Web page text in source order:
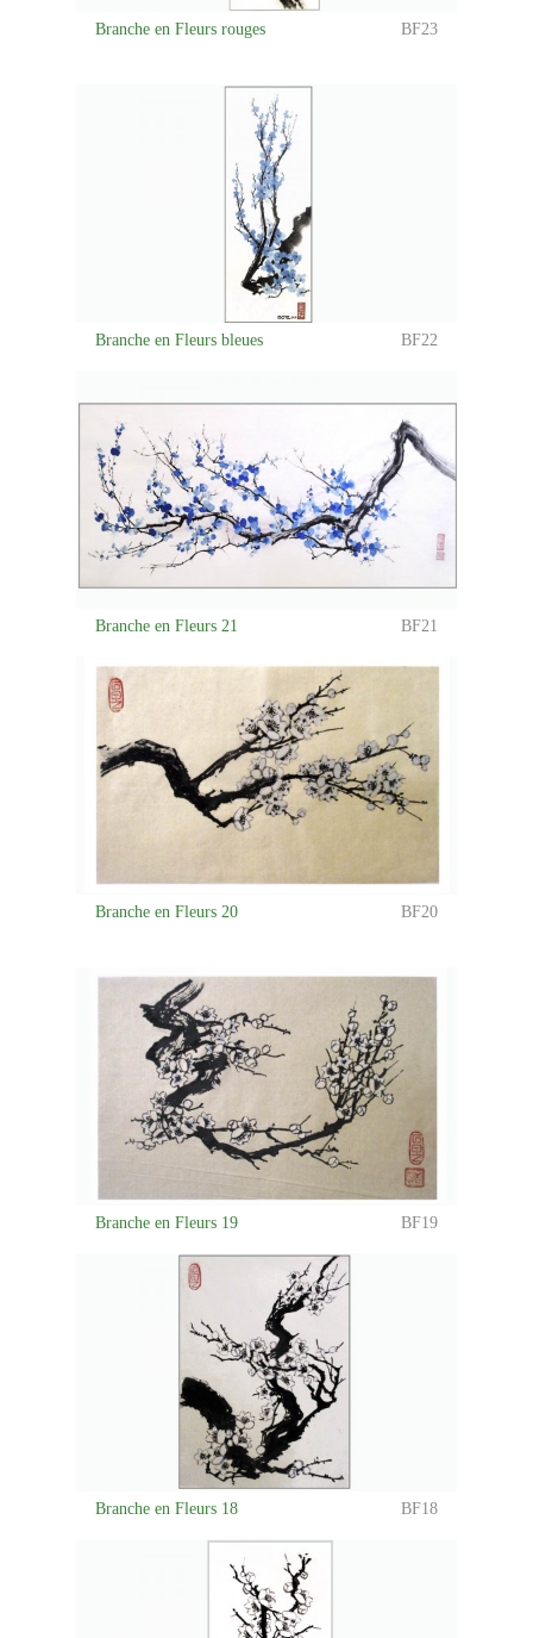
Branche en Fleurs rouges BF23
Branche en Fleurs bleues BF22
Branche en Fleurs 21 BF21
Branche en Fleurs 20 BF20
Branche en Fleurs 19 BF19
Branche en Fleurs 18 BF18